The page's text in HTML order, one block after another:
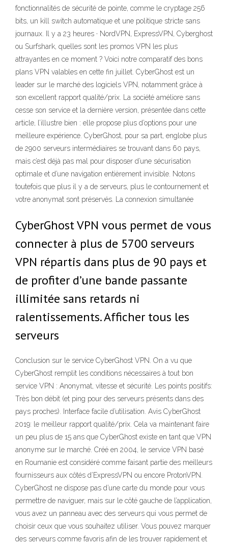
fonctionnalités de sécurité de pointe, comme le cryptage 256
bits, un kill switch automatique et une politique stricte sans
journaux. Il y a 23 heures · NordVPN, ExpressVPN, Cyberghost
ou Surfshark, quelles sont les promos VPN les plus
attrayantes en ce moment ? Voici notre comparatif des bons
plans VPN valables en cette fin juillet. CyberGhost est un
leader sur le marché des logiciels VPN, notamment grâce à
son excellent rapport qualité/prix. La société améliore sans
cesse son service et la dernière version, présentée dans cette
article, l’illustre bien : elle propose plus d’options pour une
meilleure expérience. CyberGhost, pour sa part, englobe plus
de 2900 serveurs intermédiaires se trouvant dans 60 pays,
mais c’est déjà pas mal pour disposer d’une sécurisation
optimale et d’une navigation entièrement invisible. Notons
toutefois que plus il y a de serveurs, plus le contournement et
votre anonymat sont préservés. La connexion simultanée
CyberGhost VPN vous permet de vous
connecter à plus de 5700 serveurs
VPN répartis dans plus de 90 pays et
de profiter d’une bande passante
illimitée sans retards ni
ralentissements. Afficher tous les
serveurs
Conclusion sur le service CyberGhost VPN. On a vu que
CyberGhost remplit les conditions nécessaires à tout bon
service VPN : Anonymat, vitesse et sécurité. Les points positifs:
Très bon débit (et ping pour des serveurs présents dans des
pays proches). Interface facile d’utilisation. Avis CyberGhost
2019: le meilleur rapport qualité/prix. Cela va maintenant faire
un peu plus de 15 ans que CyberGhost existe en tant que VPN
anonyme sur le marché. Créé en 2004, le service VPN basé
en Roumanie est considéré comme faisant partie des meilleurs
fournisseurs aux côtés d’ExpressVPN ou encore ProtonVPN.
CyberGhost ne dispose pas d’une carte du monde pour vous
permettre de naviguer, mais sur le côté gauche de l’application,
vous avez un panneau avec des serveurs qui vous permet de
choisir ceux que vous souhaitez utiliser. Vous pouvez marquer
des serveurs comme favoris afin de les trouver rapidement et